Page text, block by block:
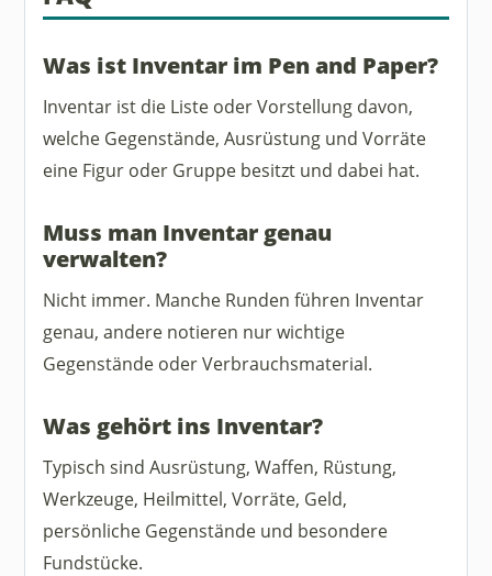
Was ist Inventar im Pen and Paper?
Inventar ist die Liste oder Vorstellung davon,
welche Gegenstände, Ausrüstung und Vorräte
eine Figur oder Gruppe besitzt und dabei hat.
Muss man Inventar genau
verwalten?
Nicht immer. Manche Runden führen Inventar
genau, andere notieren nur wichtige
Gegenstände oder Verbrauchsmaterial.
Was gehört ins Inventar?
Typisch sind Ausrüstung, Waffen, Rüstung,
Werkzeuge, Heilmittel, Vorräte, Geld,
persönliche Gegenstände und besondere
Fundstücke.